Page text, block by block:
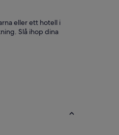
eller ett hotell i
Slå ihop dina